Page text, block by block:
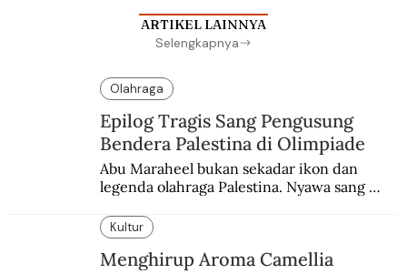
ARTIKEL LAINNYA
Selengkapnya
Olahraga
Epilog Tragis Sang Pengusung
Bendera Palestina di Olimpiade
Abu Maraheel bukan sekadar ikon dan
legenda olahraga Palestina. Nyawa sang
memblokade Rafah.
Kultur
Menghirup Aroma Camellia